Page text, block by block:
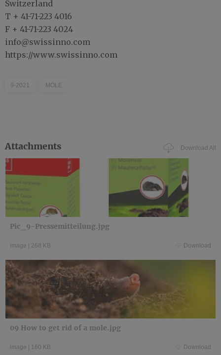
Switzerland
T + 41-71-223 4016
F + 41-71-223 4024
info@swissinno.com
https://www.swissinno.com
9-2021 MOLE
Attachments Download All
Pic_9-Pressemitteilung.jpg
image | 268 KB Download
09 How to get rid of a mole.jpg
image | 160 KB Download